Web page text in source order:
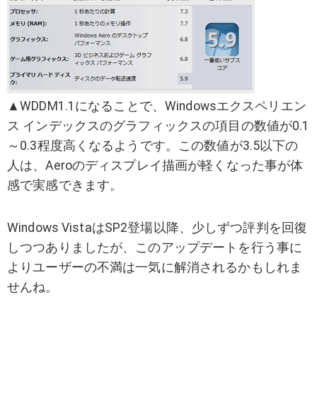
▲WDDM1.1になることで、Windowsエクスペリエン
ス インデックスのグラフィックスの項目の数値が0.1
～0.3程度高くなるようです。この数値が3.5以下の
人は、Aeroのディスプレイ描画が軽くなった事が体
感で実感できます。
Windows VistaはSP2登場以降、少しずつ評判を回復
しつつありましたが、このアップデートを行う事に
よりユーザーの不満は一気に解消されるかもしれま
せんね。